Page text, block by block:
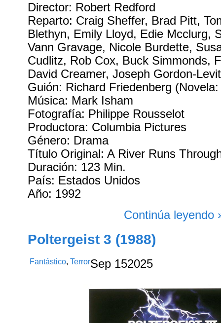
Director: Robert Redford
Reparto: Craig Sheffer, Brad Pitt,
Blethyn, Emily Lloyd, Edie Mcclurg,
Vann Gravage, Nicole Burdette,
Cudlitz, Rob Cox, Buck Simmonds,
David Creamer, Joseph Gordon-
Guión: Richard Friedenberg
Música: Mark Isham
Fotografía: Philippe Rousselot
Productora: Columbia Pictures
Género: Drama
Título Original: A River Runs
Duración: 123 Min.
País: Estados Unidos
Año: 1992
Continúa leyendo
Poltergeist 3 (1988)
Fantástico,TerrorSep 152025